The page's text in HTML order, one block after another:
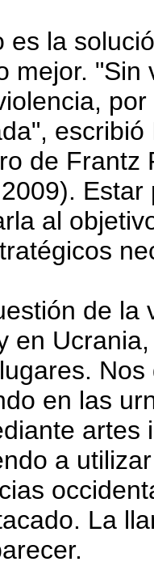
es la
mejor.
de Frantz
al
de la
en
en las
artes
a
La